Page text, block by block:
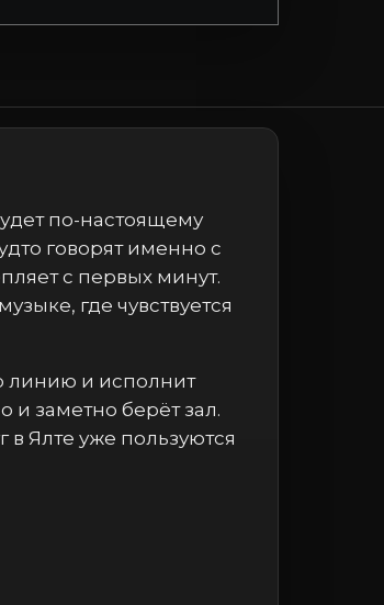
по-настоящему
говорят именно с
с первых минут.
где чувствуется
линию и исполнит
заметно берёт зал.
Ялте уже пользуются